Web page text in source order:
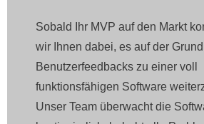
Sobald Ihr MVP auf den Markt
wir Ihnen dabei, es auf der
Benutzerfeedbacks zu einer voll
funktionsfähigen Software
Unser Team überwacht die